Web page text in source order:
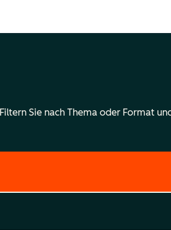
Sie nach Thema oder Format